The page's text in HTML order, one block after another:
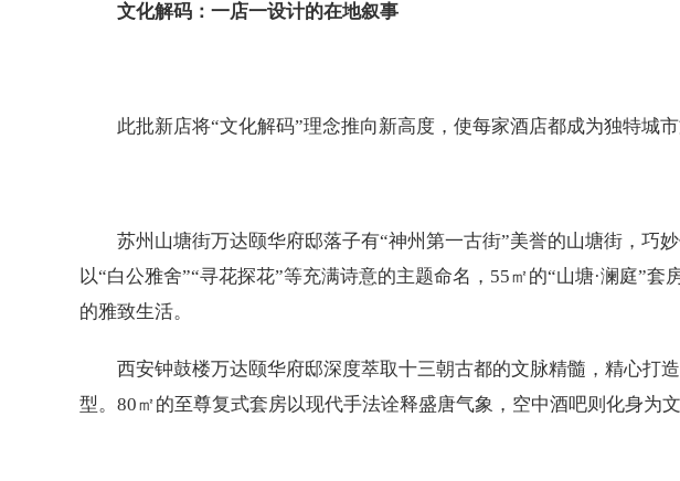
文化解码：一店一设计的在地叙事
此批新店将“文化解码”理念推向新高度，使每家酒店都成为独特城市
苏州山塘街万达颐华府邸落子有“神州第一古街”美誉的山塘街，巧
以“白公雅舍”“寻花探花”等充满诗意的主题命名，55㎡的“山塘·澜庭”
的雅致生活。
西安钟鼓楼万达颐华府邸深度萃取十三朝古都的文脉精髓，精心打
型。80㎡的至尊复式套房以现代手法诠释盛唐气象，空中酒吧则化身为